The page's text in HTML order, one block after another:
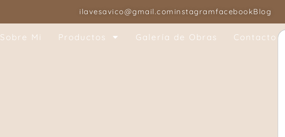
ilavesavico@gmail.com instagramfacebookBlog
Sobre Mi Productos Galería de Obras Contacto